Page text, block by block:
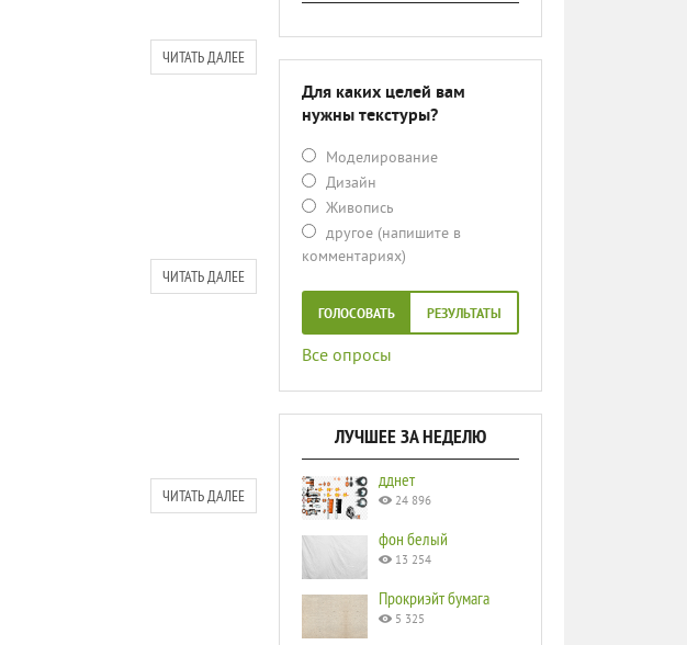
ЧИТАТЬ ДАЛЕЕ
ЧИТАТЬ ДАЛЕЕ
ЧИТАТЬ ДАЛЕЕ
Для каких целей вам
нужны текстуры?
Моделирование
Дизайн
Живопись
другое (напишите в
комментариях)
ГОЛОСОВАТЬ РЕЗУЛЬТАТЫ
Все опросы
ЛУЧШЕЕ ЗА НЕДЕЛЮ
дднет
24 896
фон белый
13 254
Прокриэйт бумага
5 325